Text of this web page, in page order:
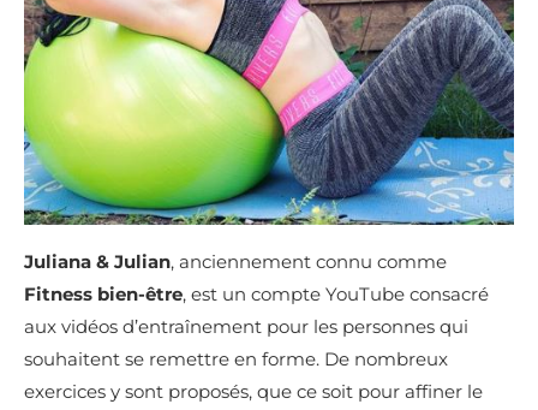
Juliana & Julian, anciennement connu comme
Fitness bien-être, est un compte YouTube consacré
aux vidéos d’entraînement pour les personnes qui
souhaitent se remettre en forme. De nombreux
exercices y sont proposés, que ce soit pour affiner le